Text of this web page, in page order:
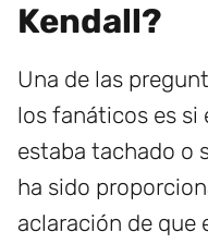
Kendall?
Una de las
los fanáticos es si
estaba tachado o
ha sido
aclaración de que